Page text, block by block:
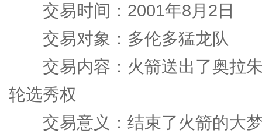
交易时间：2001年8月2日
交易对象：多伦多猛龙队
交易内容：火箭送出了奥拉朱
轮选秀权
交易意义：结束了火箭的大梦